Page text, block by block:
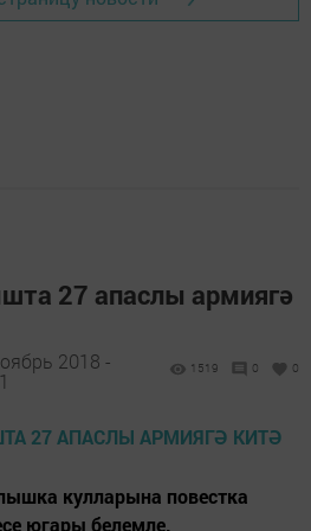
27 апаслы армиягә
2018 -
1519 0 0
кулларына повестка
югары белемле.